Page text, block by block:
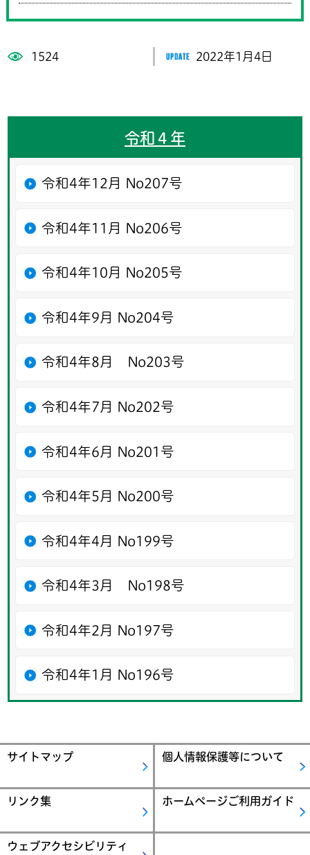
1524 2022年1月4日
令和４年
令和4年12月 No207号
令和4年11月 No206号
令和4年10月 No205号
令和4年9月 No204号
令和4年8月 No203号
令和4年7月 No202号
令和4年6月 No201号
令和4年5月 No200号
令和4年4月 No199号
令和4年3月 No198号
令和4年2月 No197号
令和4年1月 No196号
サイトマップ 個人情報保護等について
リンク集 ホームページご利用ガイド
ウェブアクセシビリティ